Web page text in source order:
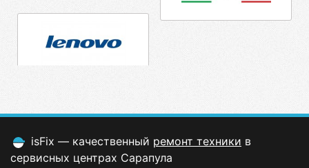
isFix — качественный ремонт техники в
сервисных центрах Сарапула